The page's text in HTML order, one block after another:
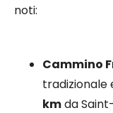
noti:
Cammino
tradizionale
kmda